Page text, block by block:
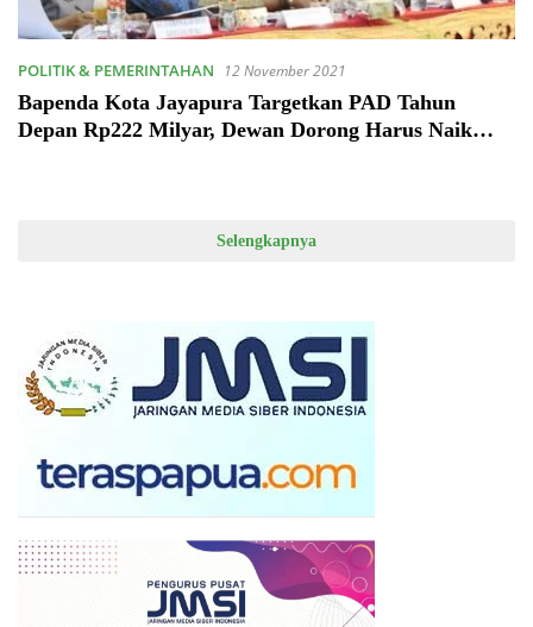
POLITIK & PEMERINTAHAN 12 November 2021
Bapenda Kota Jayapura Targetkan PAD Tahun
Depan Rp222 Milyar, Dewan Dorong Harus Naik
Selengkapnya